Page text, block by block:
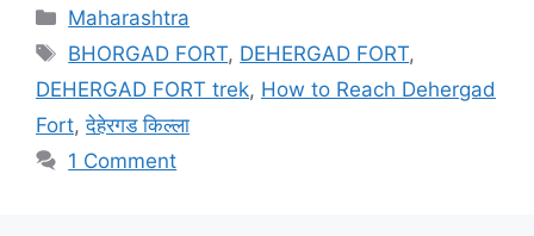
Categories
Maharashtra
Tags
BHORGAD FORT, DEHERGAD FORT,
DEHERGAD FORT trek, How to Reach Dehergad
Fort,देहेरगड किल्ला
1 Comment